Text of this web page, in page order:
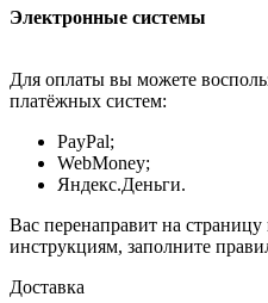
Электронные системы
Для оплаты вы можете
платёжных систем:
PayPal;
WebMoney;
Яндекс.Деньги.
Вас перенаправит на страницу
инструкциям, заполните
Доставка